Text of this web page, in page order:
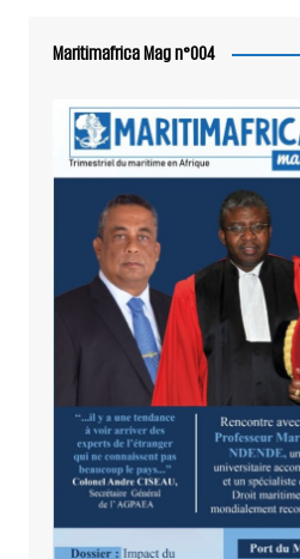
Maritimafrica Mag n°004